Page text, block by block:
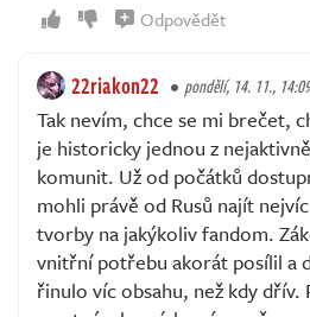
Odpovědět
22riakon22 pondělí, 14. 11., 14:09
Tak nevím, chce se mi brečet,
je historicky jednou z
komunit. Už od počátků
mohli právě od Rusů najít
tvorby na jakýkoliv fandom.
vnitřní potřebu akorát posílil a
řinulo víc obsahu, než kdy